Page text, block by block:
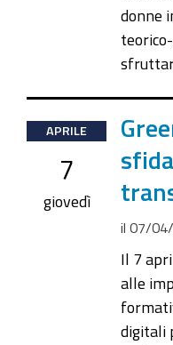
07T17:30:00+02:00
donne
2022-
04-
07T10:00:00+02:00
2022-
APRILE
7
giovedì
il 07/
Il 7
alle
digitali